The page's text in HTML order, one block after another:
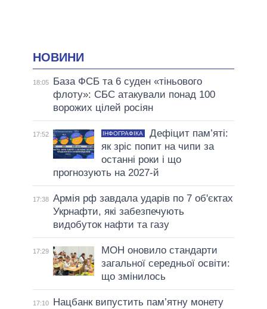
НОВИНИ
18:05
База ФСБ та 6 суден «тіньового
флоту»: СБС атакували понад 100
ворожих цілей росіян
17:52 ІНФОГРАФІКА
Дефіцит пам’яті:
як зріс попит на чипи за
останні роки і що
прогнозують на 2027-й
17:38 Армія рф завдала ударів по 7 об'єктах
Укрнафти, які забезпечують
видобуток нафти та газу
17:29
МОН оновило стандарти
загальної середньої освіти:
що змінилось
17:10
Нацбанк випустить пам’ятну монету